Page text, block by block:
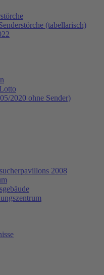
(tabellarisch)
2020 ohne Sender)
2008